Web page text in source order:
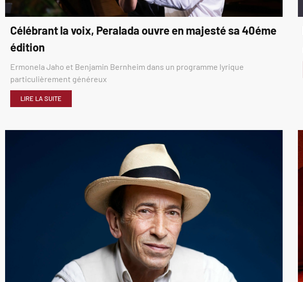
Célébrant la voix, Peralada ouvre en majesté sa 40éme
édition
Ermonela Jaho et Benjamin Bernheim dans un programme lyrique
particulièrement généreux
LIRE LA SUITE